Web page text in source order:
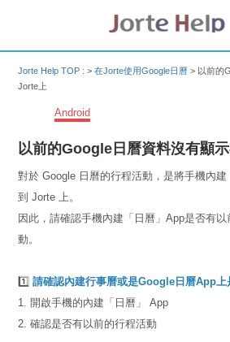
Jorte Help TOP :>在Jorte使用Google日曆 > 以前的
Jorte上
Android
以前的Google日曆資料沒有顯
對於 Google 日曆的行程活動，是將手機內
到 Jorte 上。
因此，請確認手機內建「日曆」App是否有
動。
1️⃣請確認內建行事曆或是Google日曆App上
1. 開啟手機的內建「日曆」 App
2. 確認是否有以前的行程活動